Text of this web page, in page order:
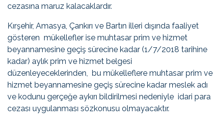
cezasına maruz kalacaklardır.
Kırşehir, Amasya, Çankırı ve Bartın illeri dışında faaliyet
gösteren mükellefler ise muhtasar prim ve hizmet
beyannamesine geçiş sürecine kadar (1/7/2018 tarihine
kadar) aylık prim ve hizmet belgesi
düzenleyeceklerinden, bu mükelleflere muhtasar prim ve
hizmet beyannamesine geçiş sürecine kadar meslek adı
ve kodunu gerçeğe aykırı bildirilmesi nedeniyle idari para
cezası uygulanması sözkonusu olmayacaktır.